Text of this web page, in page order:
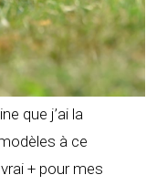
que j’ai la
à ce
+ pour mes